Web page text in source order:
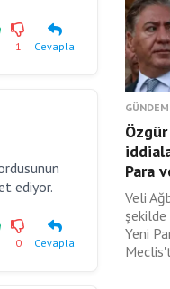
1 Cevapla
ediyor.
0 Cevapla
GÜNDEM
Para
Veli
Yeni